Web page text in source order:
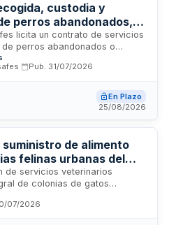
custodia y
perros abandonados,
y suministro de
- Ayuntamiento de
licita un contrato de servicios
perros abandonados o
municipales,
gestión de colonias
diferenciados: custodia de
felinas, servicios veterinarios, y
duración inicial de un año,
del Sector Público.
Pub. 31/07/2026
En Plazo
25/08/2026
de alimento
felinas urbanas del
de servicios veterinarios
de colonias de gatos
sanitaria y el suministro de
conforme al programa
07/2026